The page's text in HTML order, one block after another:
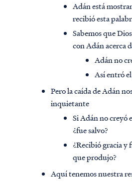
Adán está
recibió esta
Sabemos que
con Adán acerca
Adán no
Así entró
Pero la caída de Adán
inquietante
Si Adán no creyó
¿fue salvo?
¿Recibió gracia y
que produjo?
Aquí tenemos nuestra